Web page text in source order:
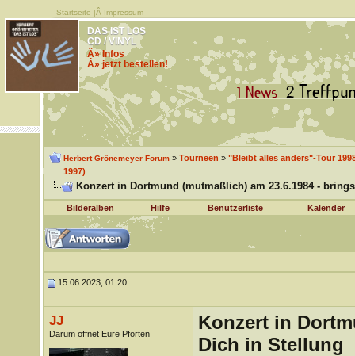
Startseite |Â Impressum
DAS IST LOS
CD / VINYL
Â» Infos
Â» jetzt bestellen!
Herbert Grönemeyer Forum» Tourneen » "Bleibt alles anders"-Tour
1997)
Konzert in Dortmund (mutmaßlich) am 23.6.1984 -
Bilderalben Hilfe Benutzerliste Kalender
15.06.2023, 01:20
JJ
Darum öffnet Eure Pforten
Konzert in
Dich in Stellung